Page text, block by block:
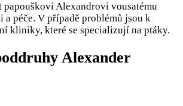
papouškovi Alexandrovi vousatému
a péče. V případě problémů jsou k
kliniky, které se specializují na ptáky.
Alexander